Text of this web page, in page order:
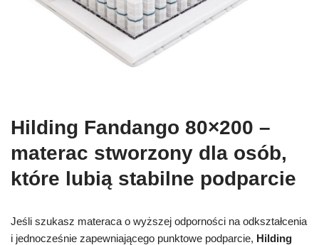
Hilding Fandango 80×200 –
materac stworzony dla osób,
które lubią stabilne podparcie
Jeśli szukasz materaca o wyższej odporności na odkształcenia
i jednocześnie zapewniającego punktowe podparcie, Hilding